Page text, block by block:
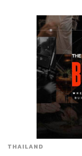
THAILAND